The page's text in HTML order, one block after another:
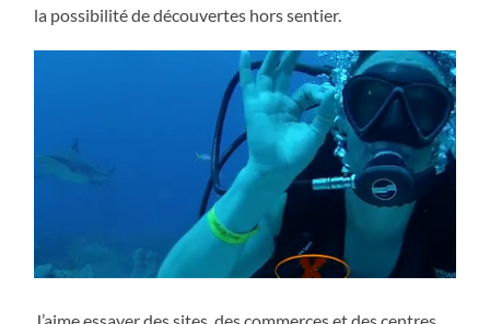
la possibilité de découvertes hors sentier.